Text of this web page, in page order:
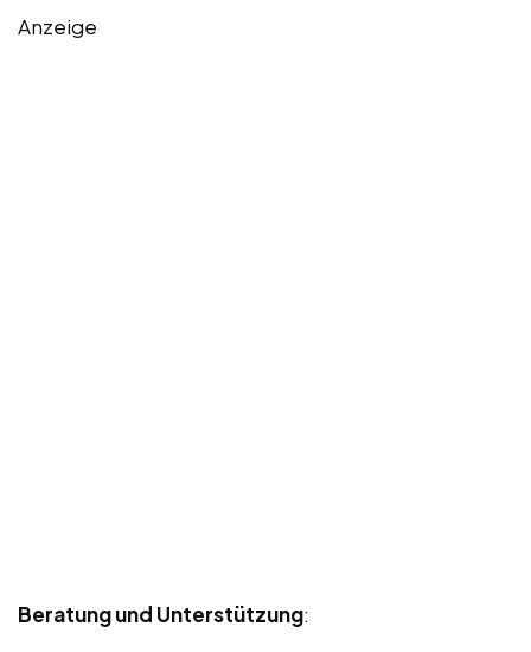
Anzeige
Beratung und Unterstützung: